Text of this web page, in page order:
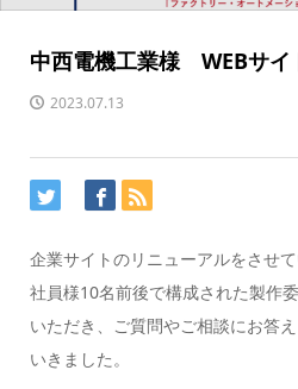
中西電機工業様 WEBサイ
2023.07.13
企業サイトのリニューアルをさせて
社員様10名前後で構成された製作
いただき、ご質問やご相談にお答
いきました。